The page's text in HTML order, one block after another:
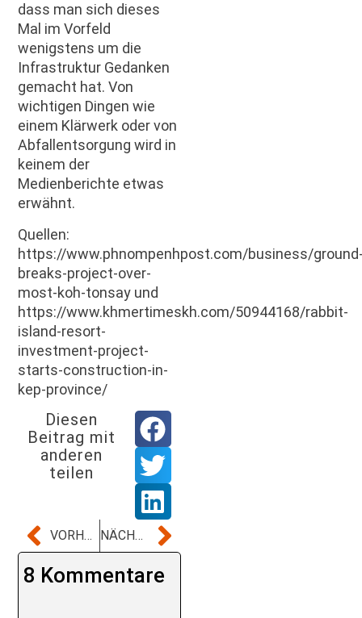
dass man sich dieses
Mal im Vorfeld
wenigstens um die
Infrastruktur Gedanken
gemacht hat. Von
wichtigen Dingen wie
einem Klärwerk oder von
Abfallentsorgung wird in
keinem der
Medienberichte etwas
erwähnt.
Quellen:
https://www.phnompenhpost.com/business/
breaks-project-over-
most-koh-tonsay und
https://www.khmertimeskh.com/50944168/rabbit-
island-resort-
investment-project-
starts-construction-in-
kep-province/
Diesen
Beitrag mit
anderen
teilen
VORHERIGER BEITRAG NÄCHSTER BEITRAG
8 Kommentare